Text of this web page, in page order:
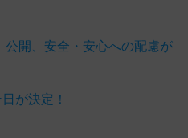
開、安全・安心への配慮が
が決定！